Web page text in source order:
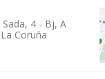
Sada, 4 - Bj, A
Coruña